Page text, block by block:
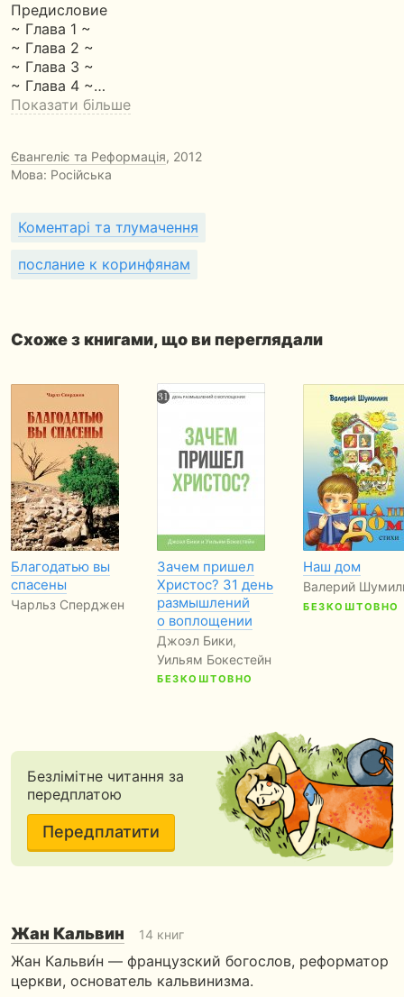
Предисловие
~ Глава 1 ~
~ Глава 2 ~
~ Глава 3 ~
~ Глава 4 ~…
Показати більше
Євангеліє та Реформація, 2012
Мова: Російська
Коментарі та тлумачення
послание к коринфянам
Схоже з книгами, що ви переглядали
Благодатью вы
спасены
Чарльз Сперджен
Зачем пришел
Христос? 31 день
размышлений
о воплощении
Джоэл Бики,
Уильям Бокестейн
БЕЗКОШТОВНО
Наш дом
Валерий
БЕЗКОШТОВНО
Безлімітне читання за
передплатою
Передплатити
Жан Кальвин 14 книг
Жан Кальви́н — французский богослов, реформатор
церкви, основатель кальвинизма.